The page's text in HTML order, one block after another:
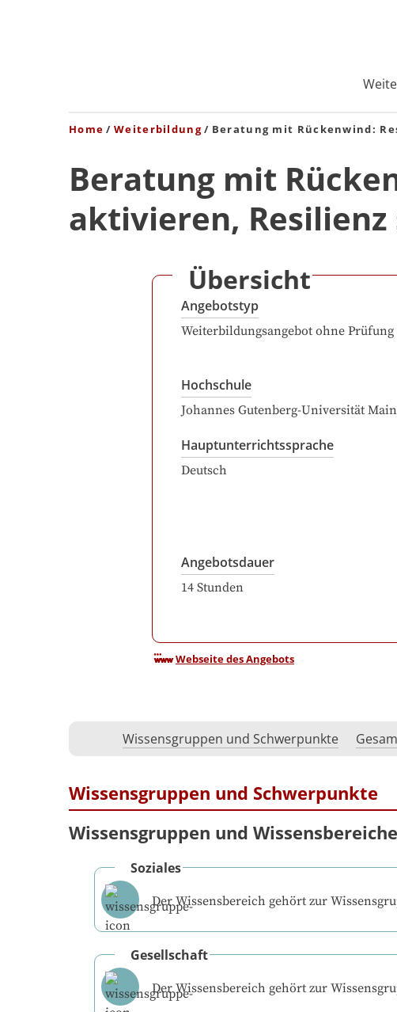
Home Weiterbildung Beratung mit Rückenwind:
Beratung mit
aktivieren,
Übersicht
Angebotstyp
Weiterbildungsangebot ohne Prüfung
Hochschule
Johannes Gutenberg-Universität
Hauptunterrichtssprache
Deutsch
Angebotsdauer
14 Stunden
Webseite des Angebots
Wissensgruppen und Schwerpunkte
Wissensgruppen und Schwerpunkte
Wissensgruppen und Wissensbereiche
Soziales
Der Wissensbereich gehört zur
Gesellschaft
Der Wissensbereich gehört zur